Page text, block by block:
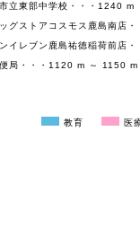
立東部中学校・・・1240 m
ッグストアコスモス鹿島南店
イレブン鹿島祐徳稲荷前店
局・・・1120 m ～ 1150 m
教育 医